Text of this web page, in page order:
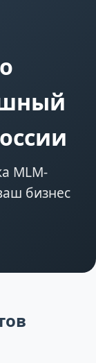
MLM-
бизнес